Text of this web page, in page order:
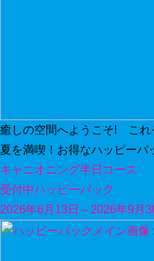
癒しの空間へようこそ! これ
夏を満喫！お得なハッピーパ
キャニオニング半日コース
受付中ハッピーパック
2026年6月13日～2026年9月